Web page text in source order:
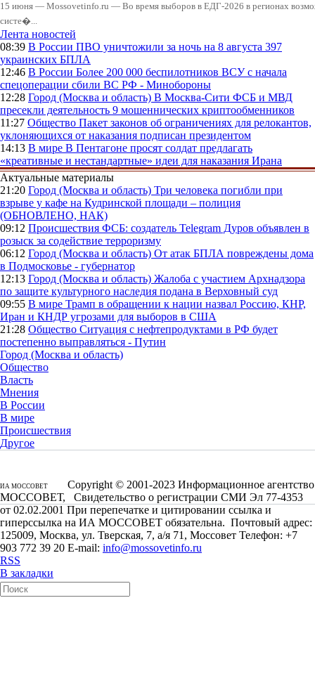
15 июня — Mossovetinfo.ru — Во время выборов в ЕДГ-2026 в регионах
систе�...
Лента новостей
08:39 В России ПВО уничтожили за ночь на 8 августа 397
украинских БПЛА
12:46 В России Более 200 000 беспилотников ВСУ с начала
спецоперации сбили ВС РФ - Минобороны
12:28 Город (Москва и область) В Москва-Сити ФСБ и МВД
пресекли деятельность 9 мошеннических криптообменников
11:27 Общество Пакет законов об ограничениях для релокантов,
уклоняющихся от наказания подписан президентом
14:13 В мире В Пентагоне просят солдат предлагать
«креативные и нестандартные» идеи для наказания Ирана
Актуальные материалы
21:20 Город (Москва и область) Три человека погибли при
взрыве у кафе на Кудринской площади – полиция
(ОБНОВЛЕНО, НАК)
09:12 Происшествия ФСБ: создатель Telegram Дуров объявлен в
розыск за содействие терроризму
06:12 Город (Москва и область) От атак БПЛА повреждены дома
в Подмосковье - губернатор
12:13 Город (Москва и область) Жалоба с участием Архнадзора
по защите культурного наследия подана в Верховный суд
09:55 В мире Трамп в обращении к нации назвал Россию, КНР,
Иран и КНДР угрозами для выборов в США
21:28 Общество Ситуация с нефтепродуктами в РФ будет
постепенно выправляться - Путин
Город (Москва и область)
Общество
Власть
Мнения
В России
В мире
Происшествия
Другое
ИА МОССОВЕТ
Copyright © 2001-2023 Информационное агентство
МОССОВЕТ, Свидетельство о регистрации СМИ Эл 77-4353
от 02.02.2001 При перепечатке и цитировании ссылка и
гиперссылка на ИА МОССОВЕТ обязательна. Почтовый адрес:
125009, Москва, ул. Тверская, 7, а/я 71, Моссовет Телефон: +7
903 772 39 20 E-mail: info@mossovetinfo.ru
RSS
В закладки